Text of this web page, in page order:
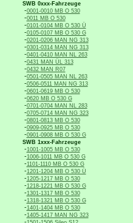
SWB 0xxx-Fahrzeuge
-0001-0010 MB O 530
-0011 MB O 530
-0101-0104 MB O 530 Ü
-0105-0107 MB O 530 G
-0201-0206 MAN NG 313
-0301-0314 MAN NG 313
-0401-0410 MAN NL 263
-0431 MAN ÜL 313
-0432 MAN R07
-0501-0505 MAN NL 263
-0506-0511 MAN NG 313
-0601-0619 MB O 530
-0620 MB O 530 G
-0701-0704 MAN NL 283
-0705-0714 MAN NG 323
-0801-0813 MB O 530
-0909-0925 MB O 530
-0901-0908 MB O 530 G
SWB 1xxx-Fahrzeuge
-1001-1005 MB O 530
-1006-1011 MB O 530 G
-1101-1110 MB O 530 G
-1201-1204 MB O 530 Ü
-1205-1217 MB O 530
-1218-1221 MB O 530 G
-1301-1317 MB O 530
-1318-1321 MB O 530 G
-1401-1404 MB O 530
-1405-1417 MAN NG 323